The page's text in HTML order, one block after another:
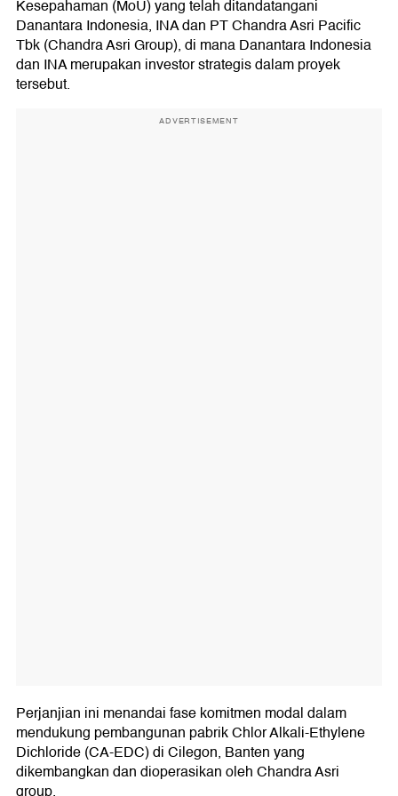
Kesepahaman (MoU) yang telah ditandatangani
Danantara Indonesia, INA dan PT Chandra Asri Pacific
Tbk (Chandra Asri Group), di mana Danantara Indonesia
dan INA merupakan investor strategis dalam proyek
tersebut.
ADVERTISEMENT
Perjanjian ini menandai fase komitmen modal dalam
mendukung pembangunan pabrik Chlor Alkali-Ethylene
Dichloride (CA-EDC) di Cilegon, Banten yang
dikembangkan dan dioperasikan oleh Chandra Asri